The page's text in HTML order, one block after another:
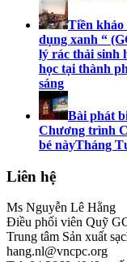
Tiền khảo
dụng xanh “
lý rác thải sinh
học tại thành
sáng
Bài phát
Chương trình
bé nàyTháng
Liên hệ
Ms Nguyễn Lê Hằng
Điều phối viên Quỹ
Trung tâm Sản xuất
hang.nl@vncpc.org